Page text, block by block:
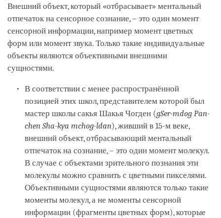
Внешний объект, который «отбрасывает» ментальный
отпечаток на сенсорное сознание, – это один момент
сенсорной информации, например момент цветных
форм или момент звука. Только такие индивидуальные
объекты являются объективными внешними
сущностями.
В соответствии с менее распространённой
позицией этих школ, представителем которой был
мастер школы сакья Шакья Чогден (gSer-mdog Pan-
chen Sha-kya mchog-ldan), живший в 15-м веке,
внешний объект, отбрасывающий ментальный
отпечаток на сознание, – это один момент молекул.
В случае с объектами зрительного познания эти
молекулы можно сравнить с цветными пикселями.
Объективными сущностями являются только такие
моменты молекул, а не моменты сенсорной
информации (фрагменты цветных форм), которые